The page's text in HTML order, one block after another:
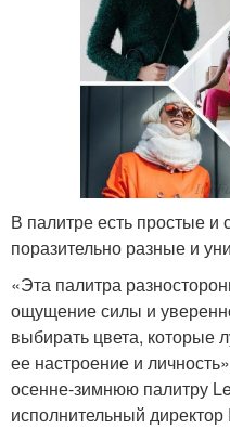
В палитре есть простые и
поразительно разные и
«Эта палитра
ощущение силы и
выбирать цвета, которые
ее настроение и
осенне-зимнюю палитру
исполнительный